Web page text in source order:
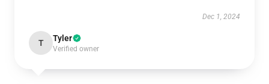
Dec 1, 2024
T Tyler
Verified owner